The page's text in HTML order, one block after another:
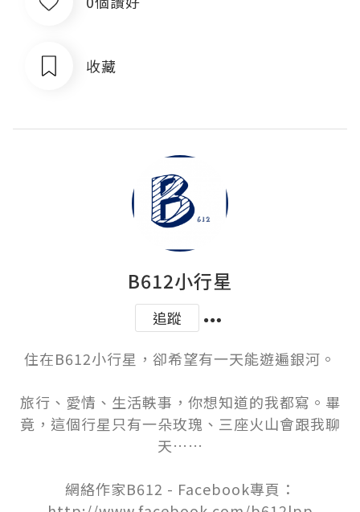
收藏
B612小行星
追蹤
住在B612小行星，卻希望有一天能遊遍銀河。
旅行、愛情、生活軼事，你想知道的我都寫。畢
竟，這個行星只有一朵玫瑰、三座火山會跟我聊
天……
網絡作家B612 - Facebook專頁：